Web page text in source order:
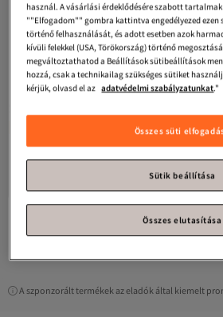
36 918
A szponzorált termékek az eladók által kiemelt
használ. A vásárlási érdeklődésére szabott
""Elfogadom"" gombra kattintva engedélyezed ezen
történő felhasználását, és adott esetben azok
kívüli felekkel (USA, Törökország) történő
megváltoztathatod a Beállítások sütibeállítások
hozzá, csak a technikailag szükséges sütiket
kérjük, olvasd el az adatvédelmi szabályzatunkat."
Összes süti
Sütik beállítása
Összes elutasítása